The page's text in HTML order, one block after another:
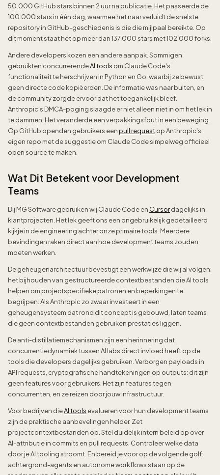
50.000 GitHub stars binnen 2 uur na publicatie. Het passeerde de
100.000 stars in één dag, waarmee het naar verluidt de snelste
repository in GitHub-geschiedenis is die die mijlpaal bereikte. Op
dit moment staat het op meer dan 137.000 stars met 102.000 forks.
Andere developers kozen een andere aanpak. Sommigen
gebruikten concurrerendeAI tools om Claude Code's
functionaliteit te herschrijven in Python en Go, waarbij ze bewust
geen directe code kopiëerden. De informatie was naar buiten, en
de community zorgde ervoor dat het toegankelijk bleef.
Anthropic's DMCA-poging slaagde er niet alleen niet in om het lek in
te dammen. Het veranderde een verpakkingsfout in een beweging.
Op GitHub openden gebruikers eenpull requestop Anthropic's
eigen repo met de suggestie om Claude Code simpelweg officieel
open source te maken.
Wat Dit Betekent voor Development
Teams
Bij MG Software gebruiken wij Claude Code en Cursordagelijks in
klantprojecten. Het lek geeft ons een ongebruikelijk gedetailleerd
kijkje in de engineering achter onze primaire tools. Meerdere
bevindingen raken direct aan hoe development teams zouden
moeten werken.
De geheugenarchitectuur bevestigt een werkwijze die wij al volgen:
het bijhouden van gestructureerde contextbestanden die AI tools
helpen om projectspecifieke patronen en beperkingen te
begrijpen. Als Anthropic zo zwaar investeert in een
geheugensysteem dat rond dit concept is gebouwd, laten teams
die geen contextbestanden gebruiken prestaties liggen.
De anti-distillatiemechanismen zijn een herinnering dat
concurrentiedynamiek tussen AI labs direct invloed heeft op de
tools die developers dagelijks gebruiken. Verborgen payloads in
API requests, cryptografische handtekeningen op outputs: dit zijn
geen features voor gebruikers. Het zijn features tegen
concurrenten, en ze reizen door jouw infrastructuur.
Voor bedrijven dieAI tools evalueren voor hun development teams
zijn de praktische aanbevelingen helder. Zet
projectcontextbestanden op. Stel duidelijk intern beleid op over
AI-attributie in commits en pull requests. Controleer welke data
door je AI tooling stroomt. En bereid je voor op de volgende golf:
achtergrond-agents en autonome workflows staan op de